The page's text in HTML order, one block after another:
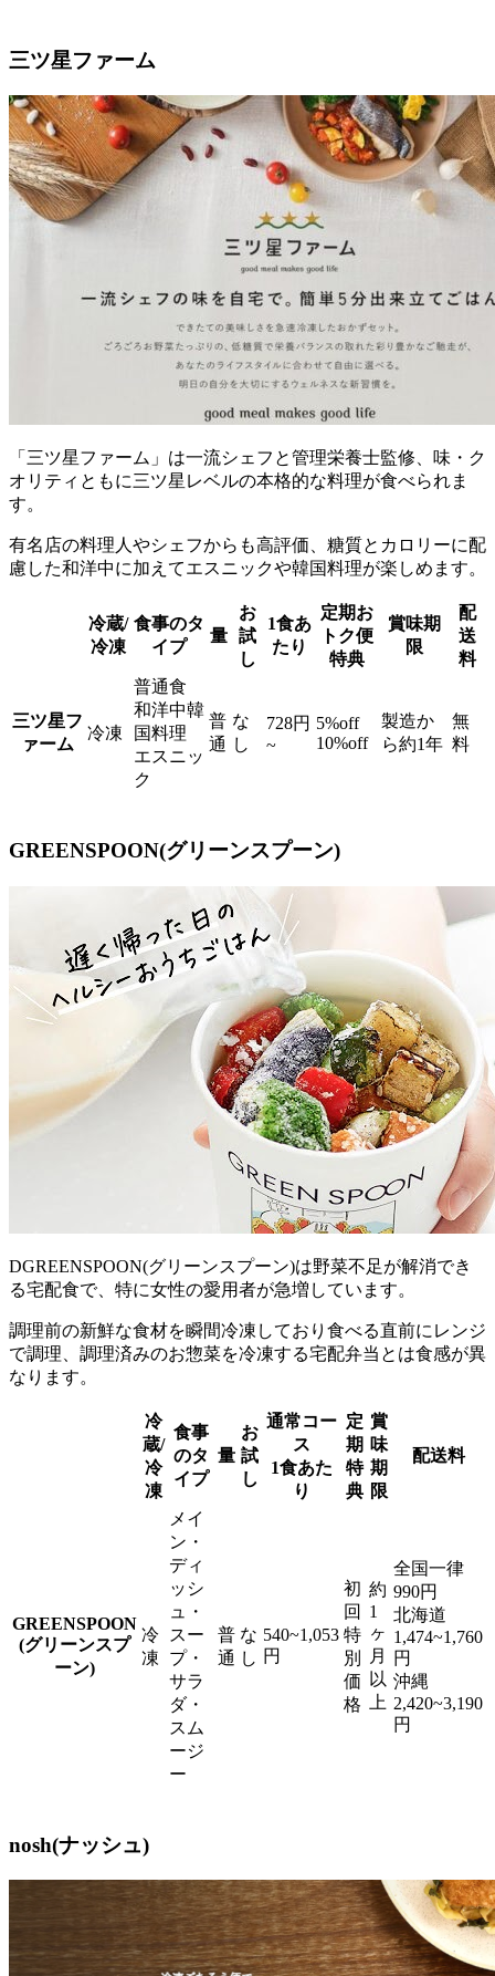
三ツ星ファーム
「三ツ星ファーム」は一流シェフと管理栄養士監修、味・ク
オリティともに三ツ星レベルの本格的な料理が食べられま
す。
有名店の料理人やシェフからも高評価、糖質とカロリーに配
慮した和洋中に加えてエスニックや韓国料理が楽しめます。
冷蔵/
冷凍
食事のタ
イプ
量
お
試
し
1食あ
たり
定期お
トク便
特典
賞味期
限
配
送
料
三ツ星フ
ァーム
冷凍
普通食
和洋中韓
国料理
エスニッ
ク
普
通
な
し
728円
~
5%off
10%off
製造か
ら約1年
無
料
GREENSPOON(グリーンスプーン)
DGREENSPOON(グリーンスプーン)は野菜不足が解消でき
る宅配食で、特に女性の愛用者が急増 しています。
調理前の新鮮な食材を瞬間冷凍しており食べる直前にレンジ
で調理、調理済みのお惣菜を冷凍する宅配弁当とは食感が異
なります。
冷
蔵/
冷
凍
食事
のタ
イプ
量
お
試
し
通常コー
ス
1食あた
り
定
期
特
典
賞
味
期
限
配送料
GREENSPOON
(グリーンスプ
ーン)
冷
凍
メイ
ン・
ディ
ッシ
ュ・
スー
プ・
サラ
ダ・
スム
ージ
ー
普
通
な
し
540~1,053
円
初
回
特
別
価
格
約
1
ヶ
月
以
上
全国一律
990円
北海道
1,474~1,760
円
沖縄
2,420~3,190
円
nosh(ナッシュ)